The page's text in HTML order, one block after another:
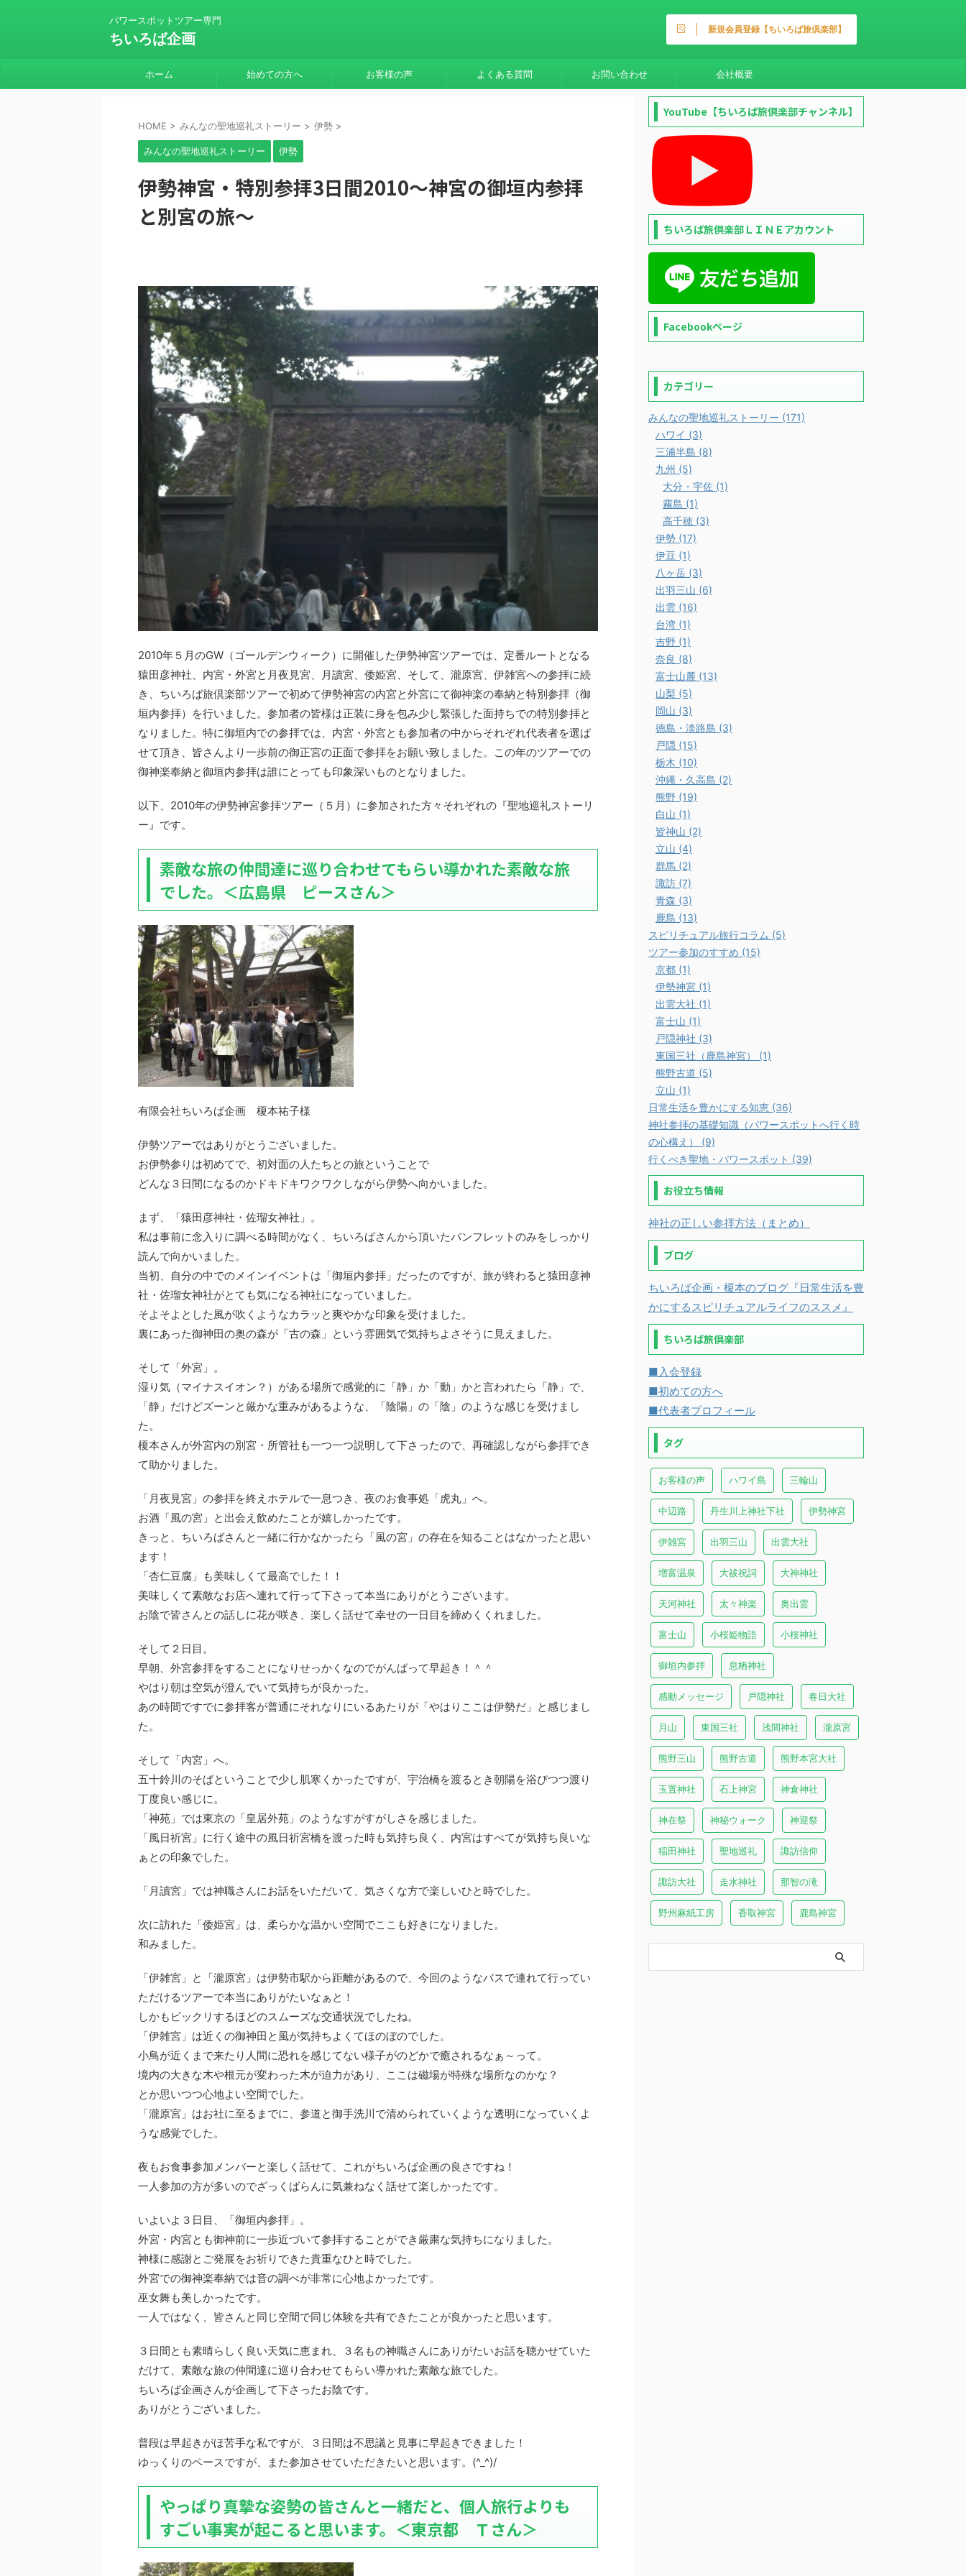
パワースポットツアー専門
ちいろば企画
新規会員登録【ちいろば旅倶楽部】
ホーム 始めての方へ お客様の声 よくある質問 お問い合わせ 会社概要
HOME > みんなの聖地巡礼ストーリー > 伊勢 >
みんなの聖地巡礼ストーリー 伊勢
伊勢神宮・特別参拝3日間2010～神宮の御垣内参拝
と別宮の旅～
2010年５月のGW（ゴールデンウィーク）に開催した伊勢神宮ツアーでは、定番ルートとなる
猿田彦神社、内宮・外宮と月夜見宮、月讀宮、倭姫宮、そして、瀧原宮、伊雑宮への参拝に続
き、ちいろば旅倶楽部ツアーで初めて伊勢神宮の内宮と外宮にて御神楽の奉納と特別参拝（御
垣内参拝）を行いました。参加者の皆様は正装に身を包み少し緊張した面持ちでの特別参拝と
なりました。特に御垣内での参拝では、内宮・外宮とも参加者の中からそれぞれ代表者を選ば
せて頂き、皆さんより一歩前の御正宮の正面で参拝をお願い致しました。この年のツアーでの
御神楽奉納と御垣内参拝は誰にとっても印象深いものとなりました。
以下、2010年の伊勢神宮参拝ツアー（５月）に参加された方々それぞれの『聖地巡礼ストーリ
ー』です。
素敵な旅の仲間達に巡り合わせてもらい導かれた素敵な旅
でした。＜広島県 ピースさん＞
有限会社ちいろば企画 榎本祐子様
伊勢ツアーではありがとうございました。
お伊勢参りは初めてで、初対面の人たちとの旅ということで
どんな３日間になるのかドキドキワクワクしながら伊勢へ向かいました。
まず、「猿田彦神社・佐瑠女神社」。
私は事前に念入りに調べる時間がなく、ちいろばさんから頂いたパンフレットのみをしっかり
読んで向かいました。
当初、自分の中でのメインイベントは「御垣内参拝」だったのですが、旅が終わると猿田彦神
社・佐瑠女神社がとても気になる神社になっていました。
そよそよとした風が吹くようなカラッと爽やかな印象を受けました。
裏にあった御神田の奥の森が「古の森」という雰囲気で気持ちよさそうに見えました。
そして「外宮」。
湿り気（マイナスイオン？）がある場所で感覚的に「静」か「動」かと言われたら「静」で、
「静」だけどズーンと厳かな重みがあるような、「陰陽」の「陰」のような感じを受けまし
た。
榎本さんが外宮内の別宮・所管社も一つ一つ説明して下さったので、再確認しながら参拝でき
て助かりました。
「月夜見宮」の参拝を終えホテルで一息つき、夜のお食事処「虎丸」へ。
お酒「風の宮」と出会え飲めたことが嬉しかったです。
きっと、ちいろばさんと一緒に行かなかったら「風の宮」の存在を知ることはなかったと思い
ます！
「杏仁豆腐」も美味しくて最高でした！！
美味しくて素敵なお店へ連れて行って下さって本当にありがとうございます。
お陰で皆さんとの話しに花が咲き、楽しく話せて幸せの一日目を締めくくれました。
そして２日目。
早朝、外宮参拝をすることになりせっかくなのでがんばって早起き！＾＾
やはり朝は空気が澄んでいて気持ちが良かった。
あの時間ですでに参拝客が普通にそれなりにいるあたりが「やはりここは伊勢だ」と感じまし
た。
そして「内宮」へ。
五十鈴川のそばということで少し肌寒くかったですが、宇治橋を渡るとき朝陽を浴びつつ渡り
丁度良い感じに。
「神苑」では東京の「皇居外苑」のようなすがすがしさを感じました。
「風日祈宮」に行く途中の風日祈宮橋を渡った時も気持ち良く、内宮はすべてが気持ち良いな
ぁとの印象でした。
「月讀宮」では神職さんにお話をいただいて、気さくな方で楽しいひと時でした。
次に訪れた「倭姫宮」は、柔らかな温かい空間でここも好きになりました。
和みました。
「伊雑宮」と「瀧原宮」は伊勢市駅から距離があるので、今回のようなバスで連れて行ってい
ただけるツアーで本当にありがたいなぁと！
しかもビックリするほどのスムーズな交通状況でしたね。
「伊雑宮」は近くの御神田と風が気持ちよくてほのぼのでした。
小鳥が近くまで来たり人間に恐れを感じてない様子がのどかで癒されるなぁ～って。
境内の大きな木や根元が変わった木が迫力があり、ここは磁場が特殊な場所なのかな？
とか思いつつ心地よい空間でした。
「瀧原宮」はお社に至るまでに、参道と御手洗川で清められていくような透明になっていくよ
うな感覚でした。
夜もお食事参加メンバーと楽しく話せて、これがちいろば企画の良さですね！
一人参加の方が多いのでざっくばらんに気兼ねなく話せて楽しかったです。
いよいよ３日目、「御垣内参拝」。
外宮・内宮とも御神前に一歩近づいて参拝することができ厳粛な気持ちになりました。
神様に感謝とご発展をお祈りできた貴重なひと時でした。
外宮での御神楽奉納では音の調べが非常に心地よかったです。
巫女舞も美しかったです。
一人ではなく、皆さんと同じ空間で同じ体験を共有できたことが良かったと思います。
３日間とも素晴らしく良い天気に恵まれ、３名もの神職さんにありがたいお話を聴かせていた
だけて、素敵な旅の仲間達に巡り合わせてもらい導かれた素敵な旅でした。
ちいろば企画さんが企画して下さったお陰です。
ありがとうございました。
普段は早起きがほ苦手な私ですが、３日間は不思議と見事に早起きできました！
ゆっくりのペースですが、また参加させていただきたいと思います。(^_^)/
やっぱり真摯な姿勢の皆さんと一緒だと、個人旅行よりも
すごい事実が起こると思います。＜東京都 Ｔさん＞
YouTube【ちいろば旅倶楽部チャンネル】
ちいろば旅倶楽部ＬＩＮＥアカウント
Facebookページ
カテゴリー
みんなの聖地巡礼ストーリー (171)
ハワイ (3)
三浦半島 (8)
九州 (5)
大分・宇佐 (1)
霧島 (1)
高千穂 (3)
伊勢 (17)
伊豆 (1)
八ヶ岳 (3)
出羽三山 (6)
出雲 (16)
台湾 (1)
吉野 (1)
奈良 (8)
富士山麓 (13)
山梨 (5)
岡山 (3)
徳島・淡路島 (3)
戸隠 (15)
栃木 (10)
沖縄・久高島 (2)
熊野 (19)
白山 (1)
皆神山 (2)
立山 (4)
群馬 (2)
諏訪 (7)
青森 (3)
鹿島 (13)
スピリチュアル旅行コラム (5)
ツアー参加のすすめ (15)
京都 (1)
伊勢神宮 (1)
出雲大社 (1)
富士山 (1)
戸隠神社 (3)
東国三社（鹿島神宮） (1)
熊野古道 (5)
立山 (1)
日常生活を豊かにする知恵 (36)
神社参拝の基礎知識（パワースポットへ行く時
の心構え） (9)
行くべき聖地・パワースポット (39)
お役立ち情報
神社の正しい参拝方法（まとめ）
ブログ
ちいろば企画・榎本のブログ『日常生活を豊
かにするスピリチュアルライフのススメ』
ちいろば旅倶楽部
■入会登録
■初めての方へ
■代表者プロフィール
タグ
お客様の声 ハワイ島 三輪山
中辺路 丹生川上神社下社 伊勢神宮
伊雑宮 出羽三山 出雲大社
増富温泉 大祓祝詞 大神神社
天河神社 太々神楽 奥出雲
富士山 小桜姫物語 小桜神社
御垣内参拝 息栖神社
感動メッセージ 戸隠神社 春日大社
月山 東国三社 浅間神社 瀧原宮
熊野三山 熊野古道 熊野本宮大社
玉置神社 石上神宮 神倉神社
神在祭 神秘ウォーク 神迎祭
稲田神社 聖地巡礼 諏訪信仰
諏訪大社 走水神社 那智の滝
野州麻紙工房 香取神宮 鹿島神宮